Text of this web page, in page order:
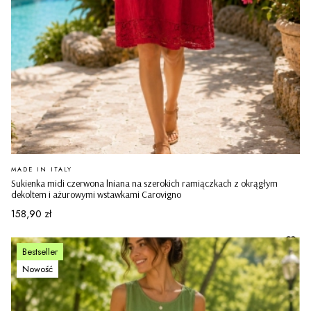
Sukienka midi czerwona lniana na szerokich ramiączkach z okrągłym
dekoltem i ażurowymi wstawkami Carovigno
PRODUCENT
MADE IN ITALY
Cena
158,90 zł
Bestseller
Nowość